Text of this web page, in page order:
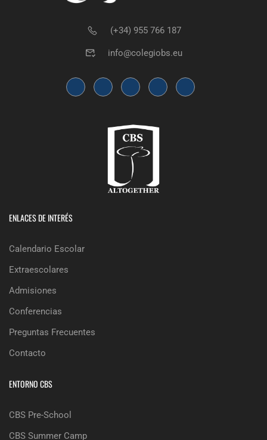
(+34) 955 766 187
info@colegiobs.eu
ENLACES DE INTERÉS
Calendario Escolar
Extraescolares
Admisiones
Conferencias
Preguntas Frecuentes
Contacto
ENTORNO CBS
CBS Pre-School
CBS Summer Camp